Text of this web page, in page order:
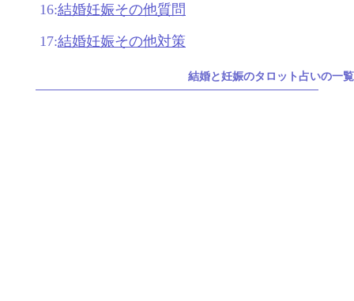
16:結婚妊娠その他質問
17:結婚妊娠その他対策
結婚と妊娠のタロット占いの一覧